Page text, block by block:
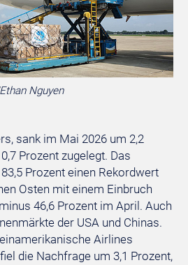
Nguyen
sank im Mai 2026 um 2,2
Prozent zugelegt. Das
Prozent einen Rekordwert
Osten mit einem Einbruch
46,6 Prozent im April. Auch
der USA und Chinas.
Airlines
die Nachfrage um 3,1 Prozent,